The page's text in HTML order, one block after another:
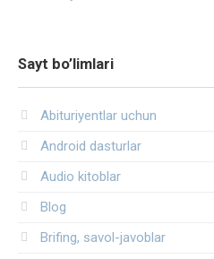
Sayt bo’limlari
Abituriyentlar uchun
Android dasturlar
Audio kitoblar
Blog
Brifing, savol-javoblar